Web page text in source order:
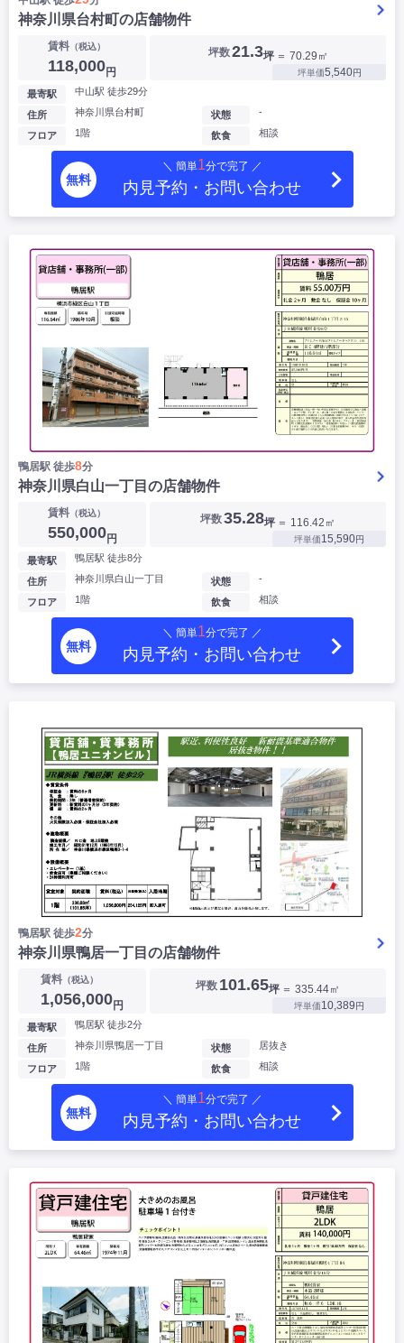
神奈川県台村町の店舗物件
賃料 （税込）
118,000円
坪数21.3坪 ＝ 70.29㎡
坪単価5,540円
最寄駅 中山駅 徒歩29分
住所 神奈川県台村町
フロア 1階
状態 -
飲食 相談
無料
＼ 簡単1分で完了 ／
内見予約・お問い合わせ
鴨居駅 徒歩8分
神奈川県白山一丁目の店舗物件
賃料（税込）
550,000円
坪数35.28坪 ＝ 116.42㎡
坪単価15,590円
最寄駅 鴨居駅 徒歩8分
住所 神奈川県白山一丁目
フロア 1階
状態 -
飲食 相談
無料
＼ 簡単1分で完了 ／
内見予約・お問い合わせ
鴨居駅 徒歩2分
神奈川県鴨居一丁目の店舗物件
賃料 （税込）
1,056,000円
坪数 101.65坪 ＝ 335.44㎡
坪単価10,389円
最寄駅 鴨居駅 徒歩2分
住所 神奈川県鴨居一丁目
フロア 1階
状態 居抜き
飲食 相談
無料
＼ 簡単1分で完了 ／
内見予約・お問い合わせ